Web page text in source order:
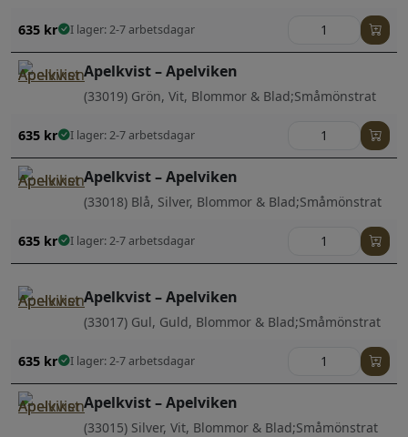
635 kr I lager: 2-7 arbetsdagar
Apelkvist – Apelviken
(33019) Grön, Vit, Blommor & Blad;Småmönstrat
635 kr I lager: 2-7 arbetsdagar
Apelkvist – Apelviken
(33018) Blå, Silver, Blommor & Blad;Småmönstrat
635 kr I lager: 2-7 arbetsdagar
Apelkvist – Apelviken
(33017) Gul, Guld, Blommor & Blad;Småmönstrat
635 kr I lager: 2-7 arbetsdagar
Apelkvist – Apelviken
(33015) Silver, Vit, Blommor & Blad;Småmönstrat